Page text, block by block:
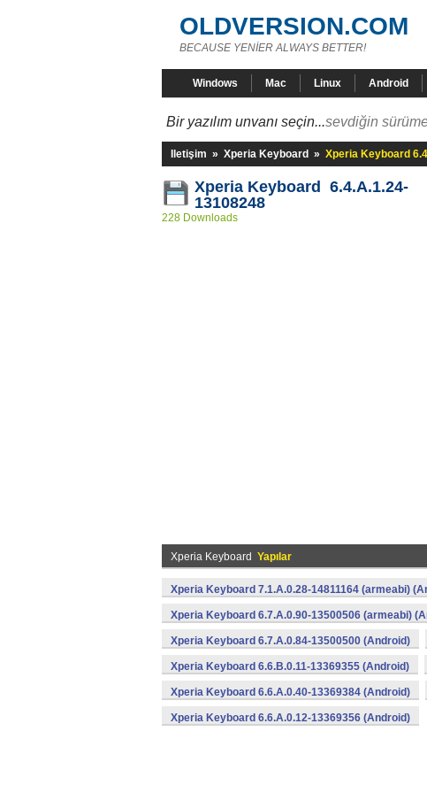
OLDVERSION.COM
BECAUSE YENİER ALWAYS BETTER!
Windows Mac Linux Android
Bir yazılım unvanı seçin...sevdiğin
Iletişim » Xperia Keyboard » Xperia Keyboard
Xperia Keyboard 6.4.A.1.24-
13108248
228 Downloads
Xperia Keyboard Yapılar
Xperia Keyboard 7.1.A.0.28-14811164 (armeabi)
Xperia Keyboard 6.7.A.0.90-13500506 (armeabi)
Xperia Keyboard 6.7.A.0.84-13500500 (Android)
Xperia Keyboard 6.6.B.0.11-13369355 (Android)
Xperia Keyboard 6.6.A.0.40-13369384 (Android)
Xperia Keyboard 6.6.A.0.12-13369356 (Android)